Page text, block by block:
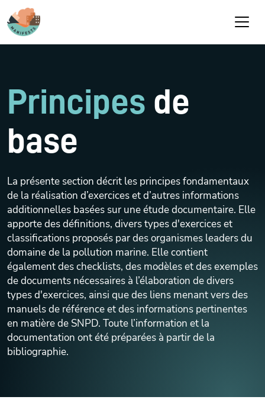
Aller au contenu principal
Principes de
base
La présente section décrit les principes fondamentaux
de la réalisation d’exercices et d’autres informations
additionnelles basées sur une étude documentaire. Elle
apporte des définitions, divers types d'exercices et
classifications proposés par des organismes leaders du
domaine de la pollution marine. Elle contient
également des checklists, des modèles et des exemples
de documents nécessaires à l’élaboration de divers
types d'exercices, ainsi que des liens menant vers des
manuels de référence et des informations pertinentes
en matière de SNPD. Toute l’information et la
documentation ont été préparées à partir de la
bibliographie.